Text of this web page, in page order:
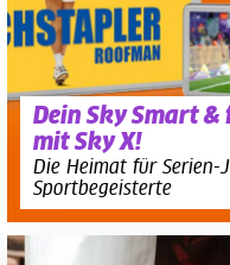
Dein Sky Smart
mit Sky X!
Die Heimat für Serien-
Sportbegeisterte